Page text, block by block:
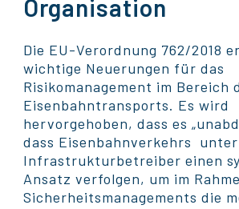
Organisation
Die EU-Verordnung 762/2018
wichtige Neuerungen für das
Risikomanagement im Bereich
Eisenbahntransports. Es wird
hervorgehoben, dass es
dass Eisenbahnverkehrs
Infrastrukturbetreiber einen
Ansatz verfolgen, um im
Sicherheitsmanagements die